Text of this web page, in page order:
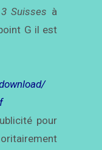
3 Suisses à
G il est
pour